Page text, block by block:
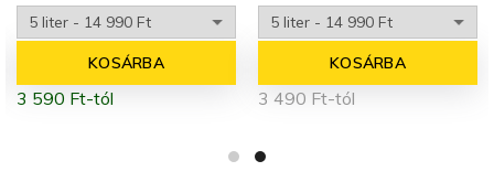
KOSÁRBA
3 590 Ft-tól
KOSÁRBA
3 490 Ft-tól